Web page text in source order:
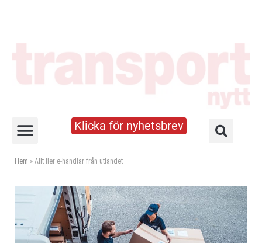
Klicka för nyhetsbrev
Hem » Allt fler e-handlar från utlandet